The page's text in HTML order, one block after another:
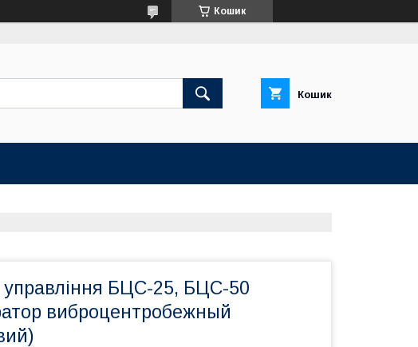
Кошик
Кошик
БЦС-25, БЦС-50
виброцентробежный